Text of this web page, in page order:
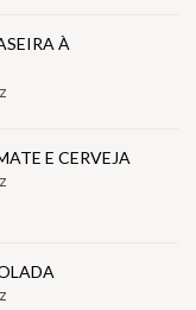
À
E CERVEJA